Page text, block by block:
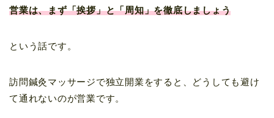
営業は、まず「挨拶」と「周知」を徹底しましょう
という話です。
訪問鍼灸マッサージで独立開業をすると、どうしても避け
て通れないのが営業です。